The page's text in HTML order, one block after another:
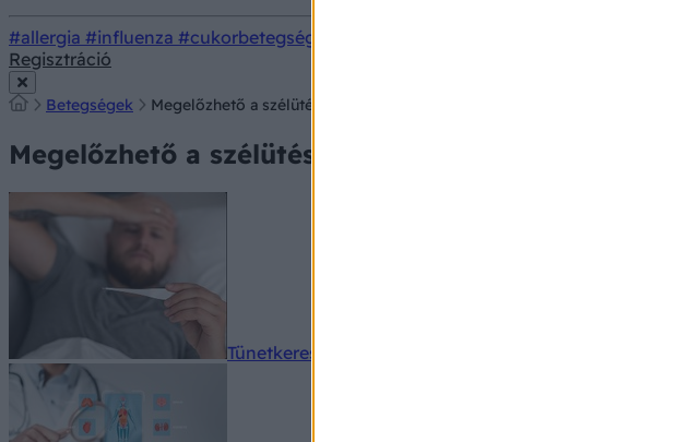
#allergia #influenza #cukorbetegség
Regisztráció
Betegségek Megelőzhető a szélütés, ha időben felismerjük a bajt!
Megelőzhető a szélütés, ha időben felismerjük a bajt!
Tünetkereső